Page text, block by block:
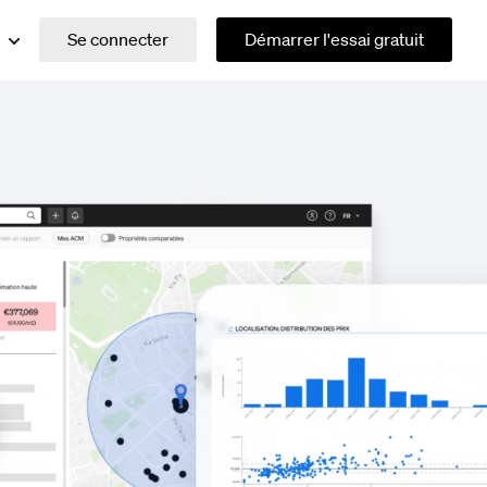
Se connecter Démarrer l'essai gratuit